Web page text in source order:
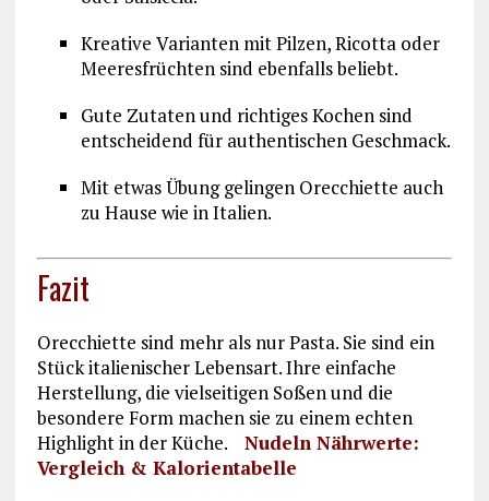
Kreative Varianten mit Pilzen, Ricotta oder
Meeresfrüchten sind ebenfalls beliebt.
Gute Zutaten und richtiges Kochen sind
entscheidend für authentischen Geschmack.
Mit etwas Übung gelingen Orecchiette auch
zu Hause wie in Italien.
Fazit
Orecchiette sind mehr als nur Pasta. Sie sind ein
Stück italienischer Lebensart. Ihre einfache
Herstellung, die vielseitigen Soßen und die
besondere Form machen sie zu einem echten
Highlight in der Küche. Nudeln Nährwerte:
Vergleich & Kalorientabelle